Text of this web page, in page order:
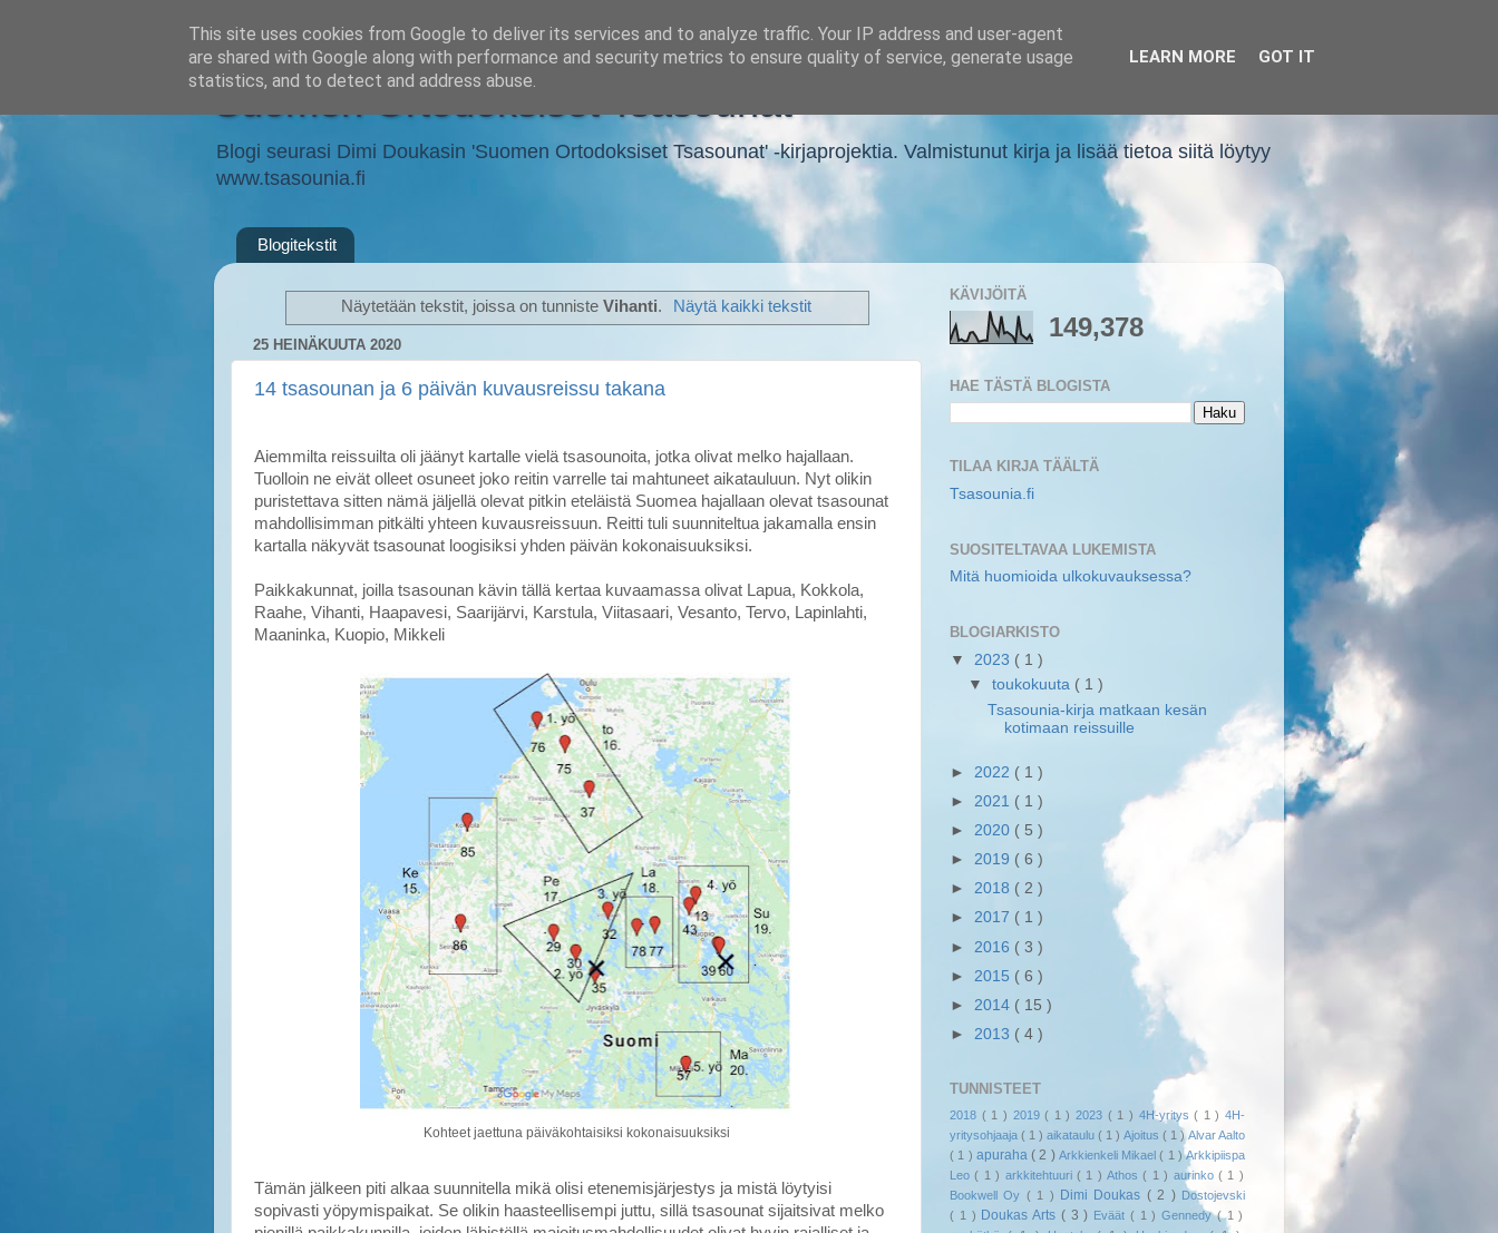
Suomen Ortodoksiset Tsasounat
Blogi seurasi Dimi Doukasin 'Suomen Ortodoksiset Tsasounat' -kirjaprojektia. Valmistunut kirja ja lisää tietoa siitä löytyy
www.tsasounia.fi
Blogitekstit
Näytetään tekstit, joissa on tunnisteVihanti. Näytä kaikki tekstit
25 HEINÄKUUTA 2020
14 tsasounan ja 6 päivän kuvausreissu takana
Aiemmilta reissuilta oli jäänyt kartalle vielä tsasounoita, jotka olivat melko hajallaan.
Tuolloin ne eivät olleet osuneet joko reitin varrelle tai mahtuneet aikatauluun. Nyt olikin
puristettava sitten nämä jäljellä olevat pitkin eteläistä Suomea hajallaan olevat tsasounat
mahdollisimman pitkälti yhteen kuvausreissuun. Reitti tuli suunniteltua jakamalla ensin
kartalla näkyvät tsasounat loogisiksi yhden päivän kokonaisuuksiksi.
Paikkakunnat, joilla tsasounan kävin tällä kertaa kuvaamassa olivat Lapua, Kokkola,
Raahe, Vihanti, Haapavesi, Saarijärvi, Karstula, Viitasaari, Vesanto, Tervo, Lapinlahti,
Maaninka, Kuopio, Mikkeli
Kohteet jaettuna päiväkohtaisiksi kokonaisuuksiksi
Tämän jälkeen piti alkaa suunnitella mikä olisi etenemisjärjestys ja mistä löytyisi
sopivasti yöpymispaikat. Se olikin haasteellisempi juttu, sillä tsasounat sijaitsivat melko
KÄVIJÖITÄ
149,378
HAE TÄSTÄ BLOGISTA
TILAA KIRJA TÄÄLTÄ
Tsasounia.fi
SUOSITELTAVAA LUKEMISTA
Mitä huomioida ulkokuvauksessa?
BLOGIARKISTO
▼ 2023 ( 1 )
▼toukokuuta ( 1 )
Tsasounia-kirja matkaan kesän
kotimaan reissuille
► 2022 ( 1 )
► 2021 ( 1 )
► 2020 ( 5 )
► 2019 ( 6 )
► 2018 ( 2 )
► 2017 ( 1 )
► 2016 ( 3 )
► 2015 ( 6 )
► 2014 ( 15 )
► 2013 ( 4 )
TUNNISTEET
2018 ( 1 ) 2019( 1 ) 2023 ( 1 ) 4H-yritys( 1 ) 4H-
yritysohjaaja ( 1 ) aikataulu ( 1 ) Ajoitus ( 1 )Alvar Aalto
( 1 ) apuraha ( 2 ) Arkkienkeli Mikael( 1 )Arkkipiispa
Leo( 1 ) arkkitehtuuri ( 1 ) Athos( 1 ) aurinko ( 1 )
Bookwell Oy ( 1 ) Dimi Doukas ( 2 ) Dostojevski
( 1 ) Doukas Arts ( 3 ) Eväät ( 1 ) Gennedy( 1 )
This site uses cookies from Google to deliver its services and to analyze traffic. Your IP address and user-agent
are shared with Google along with performance and security metrics to ensure quality of service, generate usage
statistics, and to detect and address abuse.
LEARN MORE GOT IT